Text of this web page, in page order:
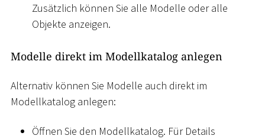
Zusätzlich können Sie alle Modelle oder alle
Objekte anzeigen.
Modelle direkt im Modellkatalog anlegen
Alternativ können Sie Modelle auch direkt im
Modellkatalog anlegen:
Öffnen Sie den Modellkatalog. Für Details